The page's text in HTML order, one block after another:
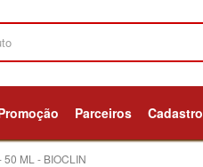
Parceiros Cadastro
50 ML - BIOCLIN